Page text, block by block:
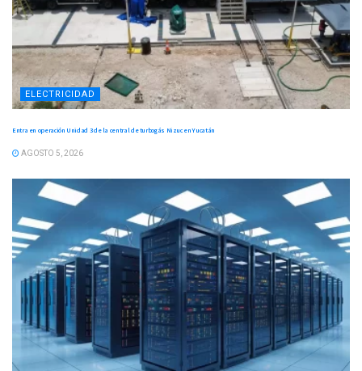
ELECTRICIDAD
Entra en operación Unidad 3 de la central de turbogás Nizuc en Yucatán
AGOSTO 5, 2026